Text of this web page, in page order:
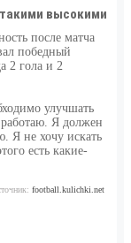
высокими
после матча
победный
2 гола и 2
улучшать
Я должен
Я не хочу искать
есть какие-
football.kulichki.net